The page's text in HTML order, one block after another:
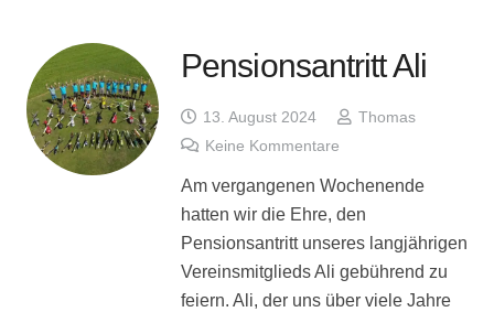
Pensionsantritt Ali
13. August 2024
Thomas
Keine Kommentare
Am vergangenen Wochenende
hatten wir die Ehre, den
Pensionsantritt unseres langjährigen
Vereinsmitglieds Ali gebührend zu
feiern. Ali, der uns über viele Jahre